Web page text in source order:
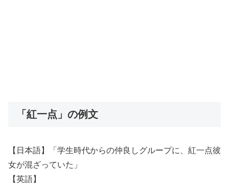
「紅一点」の例文
【日本語】「学生時代からの仲良しグループに、紅一点彼
女が混ざっていた」
【英語】